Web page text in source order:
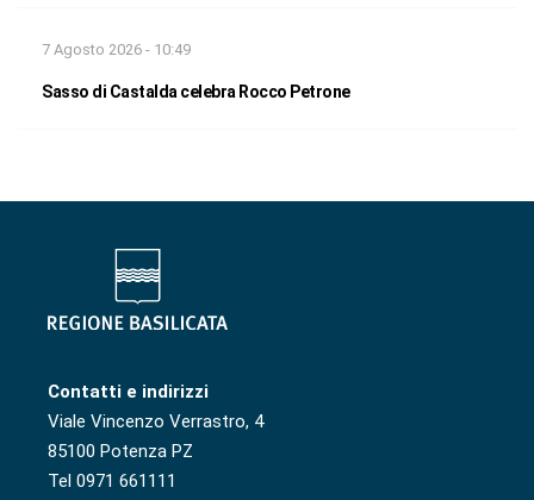
7 Agosto 2026 - 10:49
Sasso di Castalda celebra Rocco Petrone
Contatti e indirizzi
Viale Vincenzo Verrastro, 4
85100 Potenza PZ
Tel 0971 661111